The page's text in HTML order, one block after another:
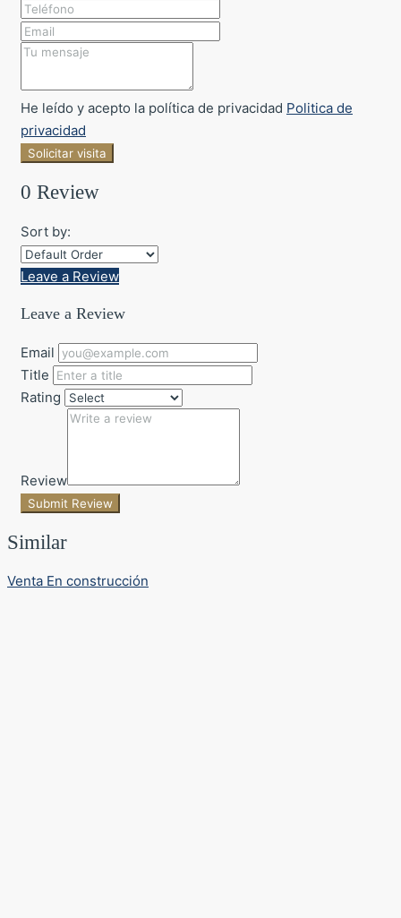
He leído y acepto la política de privacidad Politica de
privacidad
Solicitar visita
0 Review
Sort by:
Leave a Review
Leave a Review
Email
Title
Rating
Review
Submit Review
Similar
Venta En construcción